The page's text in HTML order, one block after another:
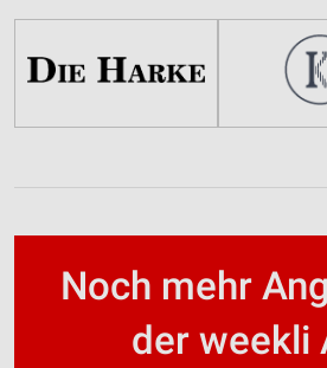
Noch mehr
der weekli